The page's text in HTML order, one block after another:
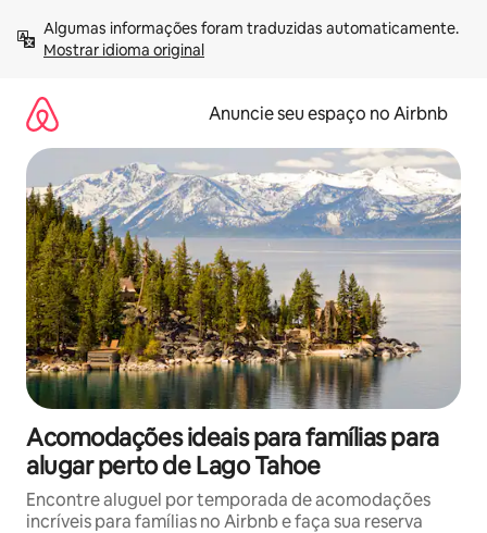
para
Mostrar idioma original
Anuncie seu espaço no Airbnb
Acomodações ideais para famílias para
alugar perto de Lago Tahoe
Encontre aluguel por temporada de acomodações
incríveis para famílias no Airbnb e faça sua reserva